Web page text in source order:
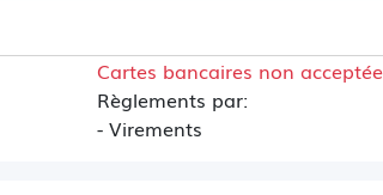
Cartes bancaires non
Règlements par:
- Virements